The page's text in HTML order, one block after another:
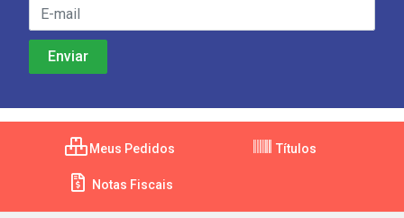
Meus Pedidos Títulos
Notas Fiscais